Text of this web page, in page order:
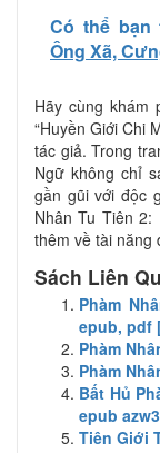
Có thể bạn
Ông Xã,
Hãy cùng khám
“Huyền Giới Chi
tác giả. Trong
Ngữ không chỉ
gần gũi với độc
Nhân Tu Tiên 2:
thêm về tài năng
Sách Liên
Phàm
epub, pdf
Phàm
Phàm
Bất Hủ
epub
Tiên Giới